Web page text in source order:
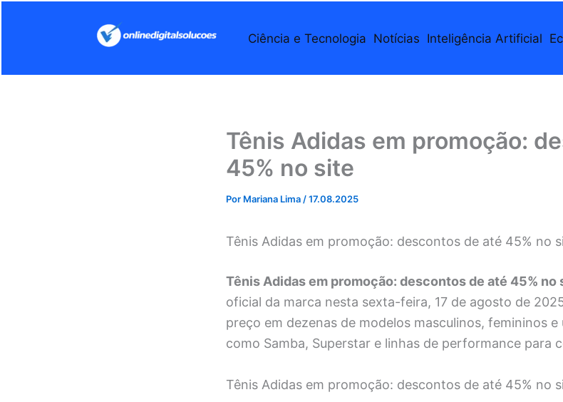
conteúdo
Ciência e Tecnologia Notícias Inteligência Artificial
Tênis Adidas em promoção:
45% no site
Por Mariana Lima /17.08.2025
Tênis Adidas em promoção: descontos de até 45% no
Tênis Adidas em promoção: descontos de até 45% no
oficial da marca nesta sexta-feira, 17 de agosto de
preço em dezenas de modelos masculinos, femininos
como Samba, Superstar e linhas de performance para
Tênis Adidas em promoção: descontos de até 45% no